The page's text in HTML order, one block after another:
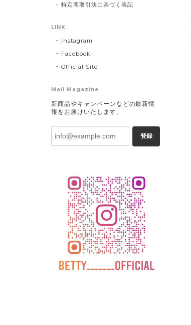
特定商取引法に基づく表記
LINK
Instagram
Facebook
Official Site
Mail Magazine
新商品やキャンペーンなどの最新情
報をお届けいたします。
登録